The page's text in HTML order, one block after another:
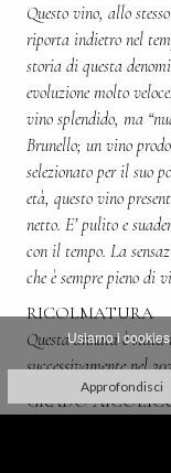
Questo vino, allo
riporta indietro nel
storia di questa
evoluzione molto
vino splendido, ma
Brunello; un vino
selezionato per il suo
età, questo vino
netto. E’ pulito e
con il tempo. La
che è sempre pieno di
RICOLMATURA
Questa annata è
successivamente nel
GRADO
Usiamo i
Approfondisci